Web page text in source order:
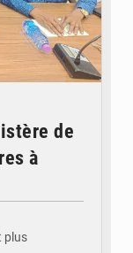
de
à
plus